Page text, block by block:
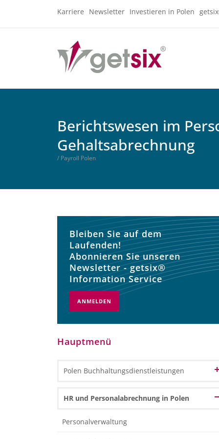
Karriere Newsletter Investieren in Polen
Berichtswesen im
Gehaltsabrechnung
/ Payroll Polen
Bleiben Sie auf dem
Laufenden!
Abonnieren Sie unseren
Newsletter - getsix®
Information Service
ANMELDEN
Hauptmenü
Polen Buchhaltungsdienstleistungen
Buchhaltung und Buchführungsdienste
Hauptbuchhaltung
HR und Personalabrechnung in Polen
Personalverwaltung